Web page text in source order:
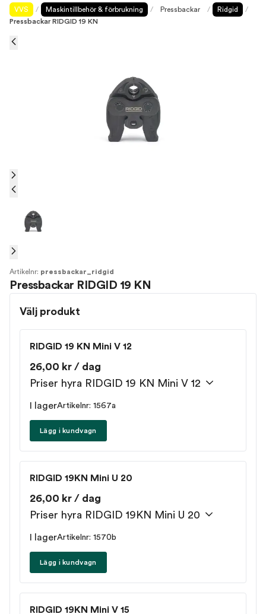
VVS / Maskintillbehör & förbrukning / Pressbackar / Ridgid
/
Pressbackar RIDGID 19 KN
Artikelnr: pressbackar_ridgid
Pressbackar RIDGID 19 KN
Välj produkt
RIDGID 19 KN Mini V 12
26,00 kr / dag
Priser hyra RIDGID 19 KN Mini V 12
I lagerArtikelnr: 1567a
Lägg i kundvagn
RIDGID 19KN Mini U 20
26,00 kr / dag
Priser hyra RIDGID 19KN Mini U 20
I lagerArtikelnr: 1570b
Lägg i kundvagn
RIDGID 19KN Mini V 15